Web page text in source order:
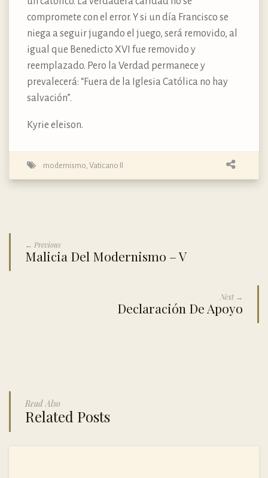
compromete con el error. Y si un día Francisco se
niega a seguir jugando el juego, será removido, al
igual que Benedicto XVI fue removido y
reemplazado. Pero la Verdad permanece y
prevalecerá: “Fuera de la Iglesia Católica no hay
salvación”.
Kyrie eleison.
modernismo Vaticano II
← Previous
Malicia Del Modernismo – V
Next →
Declaración De Apoyo
Read Also
Related Posts